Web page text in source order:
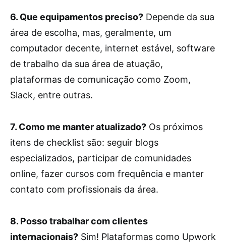
6. Que equipamentos preciso? Depende da sua
área de escolha, mas, geralmente, um
computador decente, internet estável, software
de trabalho da sua área de atuação,
plataformas de comunicação como Zoom,
Slack, entre outras.
7. Como me manter atualizado? Os próximos
itens de checklist são: seguir blogs
especializados, participar de comunidades
online, fazer cursos com frequência e manter
contato com profissionais da área.
8. Posso trabalhar com clientes
internacionais? Sim! Plataformas como Upwork